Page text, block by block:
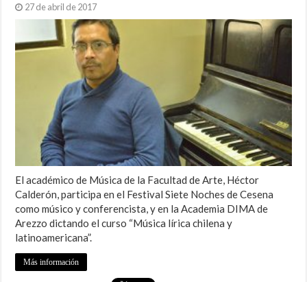
27 de abril de 2017
El académico de Música de la Facultad de Arte, Héctor
Calderón, participa en el Festival Siete Noches de Cesena
como músico y conferencista, y en la Academia DIMA de
Arezzo dictando el curso “Música lírica chilena y
latinoamericana”.
Más información